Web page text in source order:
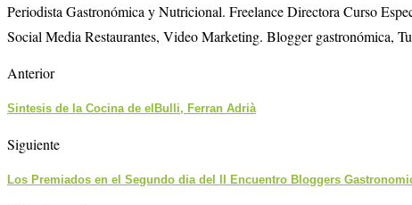
Periodista Gastronómica y Nutricional. Freelance Directora Curso
Social Media Restaurantes, Video Marketing. Blogger gastronómica,
Anterior
Sintesis de la Cocina de elBulli, Ferran Adrià
Siguiente
Los Premiados en el Segundo dia del II Encuentro Bloggers